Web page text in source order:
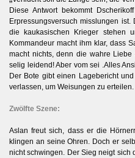
Diese Antwort bekommt
Erpressungsversuch misslungen
die kaukasischen Krieger stehen
Kommandeur macht ihm klar, dass
macht nichts, denn die wahre
selig leidend! Aber vom sei .Alles
Der Bote gibt einen Lagebericht
verlassen, um Weisungen zu erteilen.
Zwölfte Szene:
Aslan freut sich, dass er die
klingen an seine Ohren. Doch er
nicht schwingen. Der Sieg neigt sich